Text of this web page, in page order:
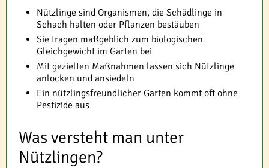
Nützlinge sind Organismen, die Schädlinge in
Schach halten oder Pflanzen bestäuben
Sie tragen maßgeblich zum biologischen
Gleichgewicht im Garten bei
Mit gezielten Maßnahmen lassen sich Nützlinge
anlocken und ansiedeln
Ein nützlingsfreundlicher Garten kommt oft ohne
Pestizide aus
Was versteht man unter
Nützlingen?